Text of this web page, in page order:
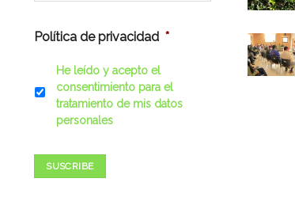
Política de privacidad *
He leído y acepto el
consentimiento para el
tratamiento de mis datos
personales
SUSCRIBE